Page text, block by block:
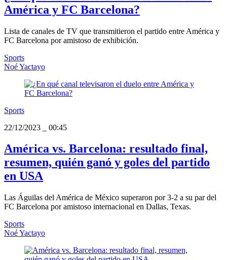
América y FC Barcelona?
Lista de canales de TV que transmitieron el partido entre América y
FC Barcelona por amistoso de exhibición.
Sports
Noé Yactayo
Sports
22/12/2023
00:45
América vs. Barcelona: resultado final,
resumen, quién ganó y goles del partido
en USA
Las Águilas del América de México superaron por 3-2 a su par del
FC Barcelona por amistoso internacional en Dallas, Texas.
Sports
Noé Yactayo